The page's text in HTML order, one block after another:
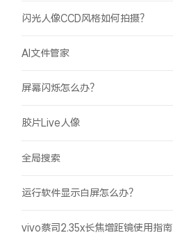
闪光人像CCD风格如何拍摄？
AI文件管家
屏幕闪烁怎么办？
胶片Live人像
全局搜索
运行软件显示白屏怎么办？
vivo蔡司2.35x长焦增距镜使用指南